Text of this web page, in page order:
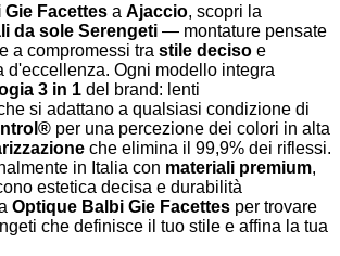
Facettes a Ajaccio, scopri la
da sole Serengeti — montature pensate
a compromessi tra stile deciso e
d'eccellenza. Ogni modello integra
3 in 1 del brand: lenti
si adattano a qualsiasi condizione di
per una percezione dei colori in alta
che elimina il 99,9% dei riflessi.
in Italia con materiali premium,
estetica decisa e durabilità
Optique Balbi Gie Facettes per trovare
che definisce il tuo stile e affina la tua